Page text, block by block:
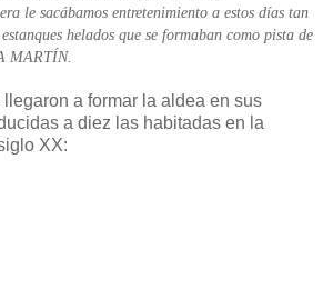
le sacábamos entretenimiento a estos días tan
helados que se formaban como pista de
MARTÍN.
a formar la aldea en sus
a diez las habitadas en la
XX: